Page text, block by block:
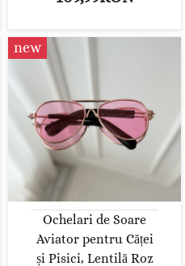
new
Ochelari de Soare
Aviator pentru Căței
și Pisici, Lentilă Roz